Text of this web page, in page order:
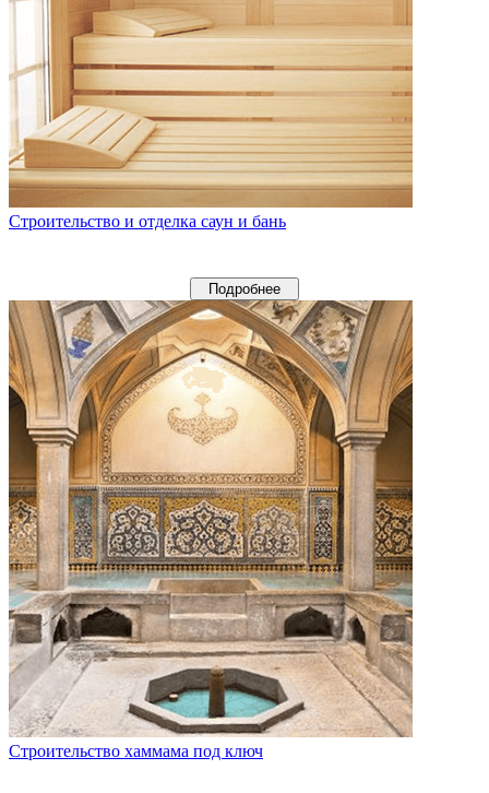
Строительство и отделка саун и бань
Подробнее
Строительство хаммама под ключ